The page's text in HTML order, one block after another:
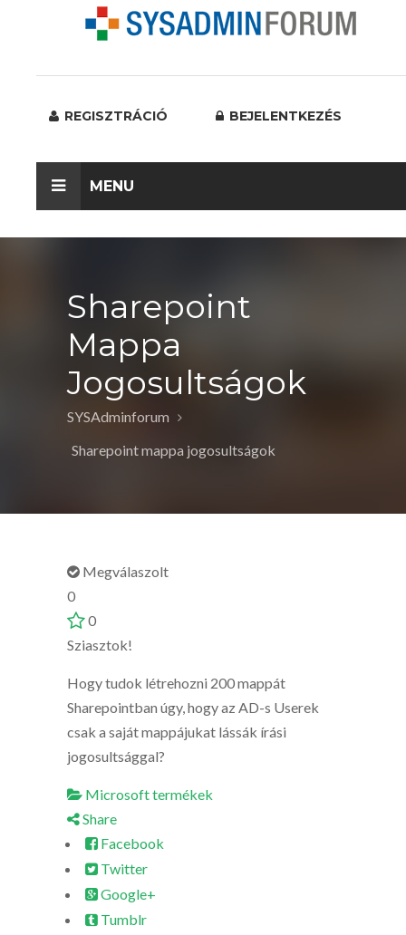
REGISZTRÁCIÓ BEJELENTKEZÉS
MENU
Sharepoint
Mappa
Jogosultságok
SYSAdminforum
Sharepoint mappa jogosultságok
Megválaszolt
0
0
Sziasztok!
Hogy tudok létrehozni 200 mappát
Sharepointban úgy, hogy az AD-s Userek
csak a saját mappájukat lássák írási
jogosultsággal?
Microsoft termékek
Share
Facebook
Twitter
Google+
Tumblr